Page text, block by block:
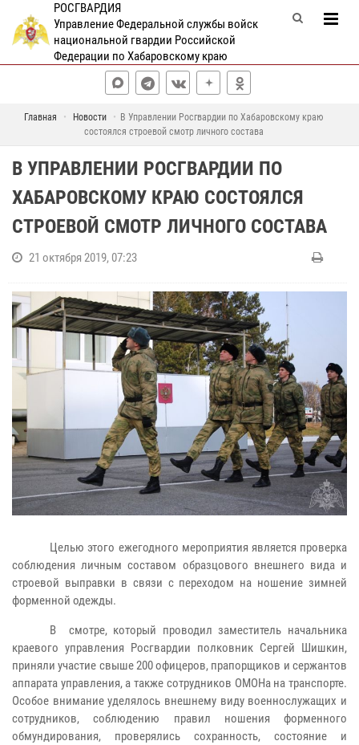
РОСГВАРДИЯ
Управление Федеральной службы войск
национальной гвардии Российской
Федерации по Хабаровскому краю
Главная Новости
В Управлении Росгвардии по Хабаровскому краю
состоялся строевой смотр личного состава
В УПРАВЛЕНИИ РОСГВАРДИИ ПО
ХАБАРОВСКОМУ КРАЮ СОСТОЯЛСЯ
СТРОЕВОЙ СМОТР ЛИЧНОГО СОСТАВА
21 октября 2019, 07:23
Целью этого ежегодного мероприятия является проверка
соблюдения личным составом образцового внешнего вида и
строевой выправки в связи с переходом на ношение зимней
форменной одежды.
В смотре, который проводил заместитель начальника
краевого управления Росгвардии полковник Сергей Шишкин,
приняли участие свыше 200 офицеров, прапорщиков и сержантов
аппарата управления, а также сотрудников ОМОНа на транспорте.
Особое внимание уделялось внешнему виду военнослужащих и
сотрудников, соблюдению правил ношения форменного
обмундирования, проверялись сохранность, состояние и